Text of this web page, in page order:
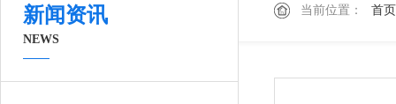
当前位置： 首页
新闻资讯
NEWS